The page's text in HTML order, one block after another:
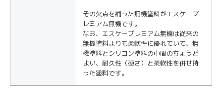
その欠点を補った無機塗料がエスケープ
レミアム無機です。
なお、エスケープレミアム無機は従来の
無機塗料よりも柔軟性に優れていて、無
機塗料とシリコン塗料の中間のちょうど
よい、耐久性（硬さ）と柔軟性を併せ持
った塗料です。